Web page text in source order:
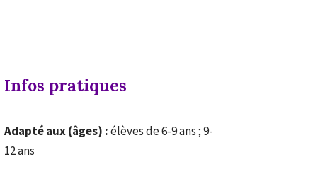
Infos pratiques
Adapté aux (âges) :élèves de 6-9 ans ; 9-
12 ans